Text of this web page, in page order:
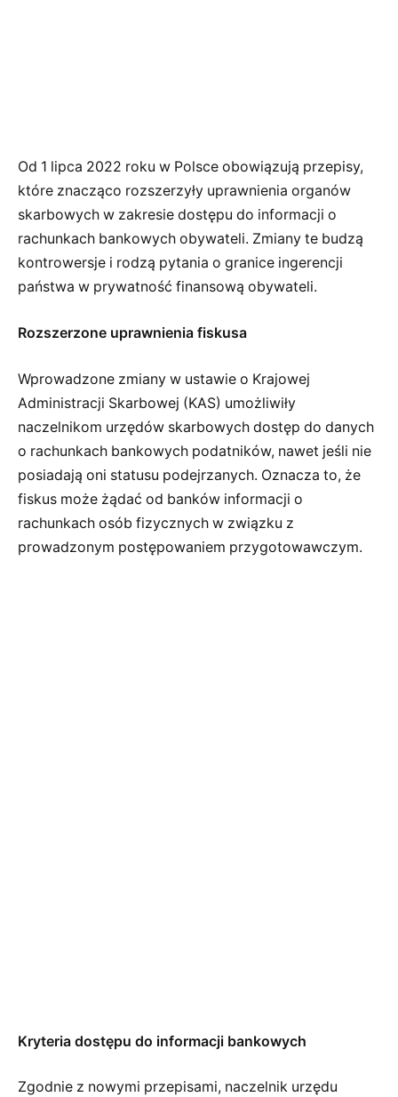
Od 1 lipca 2022 roku w Polsce obowiązują przepisy,
które znacząco rozszerzyły uprawnienia organów
skarbowych w zakresie dostępu do informacji o
rachunkach bankowych obywateli. Zmiany te budzą
kontrowersje i rodzą pytania o granice ingerencji
państwa w prywatność finansową obywateli.
Rozszerzone uprawnienia fiskusa
Wprowadzone zmiany w ustawie o Krajowej
Administracji Skarbowej (KAS) umożliwiły
naczelnikom urzędów skarbowych dostęp do danych
o rachunkach bankowych podatników, nawet jeśli nie
posiadają oni statusu podejrzanych. Oznacza to, że
fiskus może żądać od banków informacji o
rachunkach osób fizycznych w związku z
prowadzonym postępowaniem przygotowawczym.
Kryteria dostępu do informacji bankowych
Zgodnie z nowymi przepisami, naczelnik urzędu